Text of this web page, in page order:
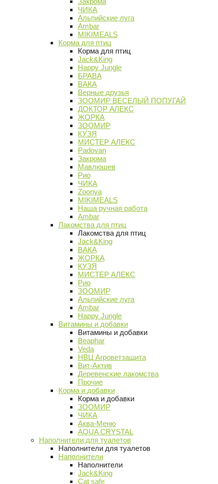
ЧИКА
Альпийские луга
Ambar
MIKIMEALS
Корма для птиц
Корма для птиц
Jack&King
Happy Jungle
БРАВА
ВАКА
Верные друзья
ЗООМИР ВЕСЕЛЫЙ ПОПУГАЙ
ДОКТОР АЛЕКС
ЖОРКА
ЗООМИР
КУЗЯ
МИСТЕР АЛЕКС
Padovan
Закрома
Мавлюшев
Рио
ЧИКА
Zoonya
MIKIMEALS
Наша ручная работа
Ambar
Лакомства для птиц
Лакомства для птиц
Jack&King
ВАКА
ЖОРКА
КУЗЯ
МИСТЕР АЛЕКС
Рио
ЗООМИР
Альпийские луга
Ambar
Happy Jungle
Витамины и добавки
Витамины и добавки
Beaphar
Veda
НВЦ Агроветзащита
Вит-Актив
Деревенские лакомства
Прочие
Корма и добавки
Корма и добавки
ЗООМИР
ЧИКА
Аква-Меню
AQUA CRYSTAL
Наполнители для туалетов
Наполнители для туалетов
Наполнители
Наполнители
Jack&King
Cat safe